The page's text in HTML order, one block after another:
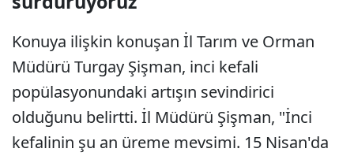
Konuya ilişkin konuşan İl Tarım ve Orman
Müdürü Turgay Şişman, inci kefali
popülasyonundaki artışın sevindirici
olduğunu belirtti. İl Müdürü Şişman, "İnci
kefalinin şu an üreme mevsimi. 15 Nisan'da